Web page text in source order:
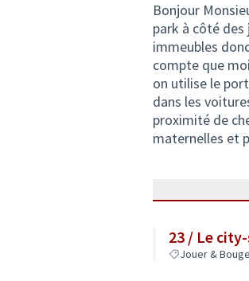
Bonjour
park à côté
immeubles
compte que
on utilise le
dans les
proximité de
maternelles et
23 / Le
Jouer &